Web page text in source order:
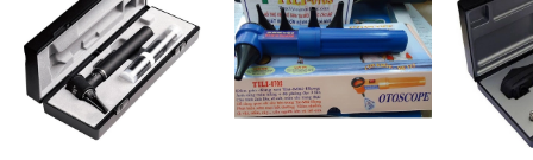
♦ Xông - Hút dùng rửa mũi
♦ Công suất xông mũi: 1ml/
phút